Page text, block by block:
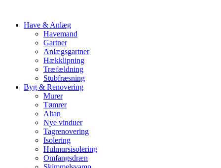
Have & Anlæg
Havemand
Gartner
Anlægsgartner
Hækklipning
Træfældning
Stubfræsning
Byg & Renovering
Murer
Tømrer
Altan
Nye vinduer
Tagrenovering
Isolering
Hulmursisolering
Omfangsdræn